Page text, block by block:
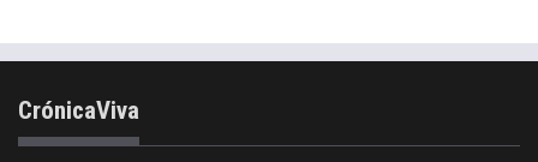
CrónicaViva